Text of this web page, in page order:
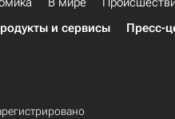
и сервисы Пресс-